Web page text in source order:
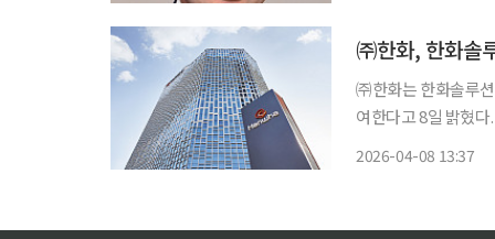
㈜한화, 한화솔
㈜한화는 한화솔루
여한다고 8일 밝혔다. 이날 오전 ㈜한화 이사회는 서울 중구 한화빌딩에서 이사회를 열고 ‘한
2026-04-08 13:37